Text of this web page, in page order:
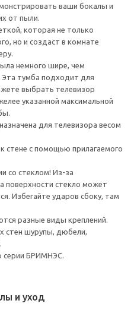
ваши бокалы и
от пыли.
которая не только
но и создаст в комнате
немного шире, чем
Эта тумба подходит для
выбрать телевизор
указанной максимальной
для телевизора весом
стене с помощью прилагаемого
со стеклом! Из-за
поверхности стекло может
Избегайте ударов сбоку, там
разные виды креплений.
стен шурупы, дюбели,
серии БРИМНЭС.
и уход